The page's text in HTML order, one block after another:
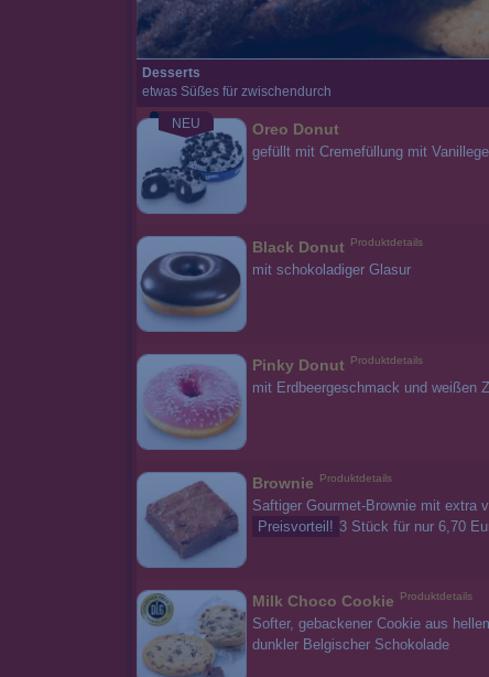
Desserts
etwas Süßes für zwischendurch
NEU Oreo Donut
gefüllt mit Cremefüllung mit
Black Donut Produktdetails
mit schokoladiger Glasur
Pinky Donut Produktdetails
mit Erdbeergeschmack und weißen
Brownie Produktdetails
Saftiger Gourmet-Brownie mit extra
Preisvorteil! 3 Stück für nur 6,70
Milk Choco Cookie Produktdetails
Softer, gebackener Cookie aus
dunkler Belgischer Schokolade